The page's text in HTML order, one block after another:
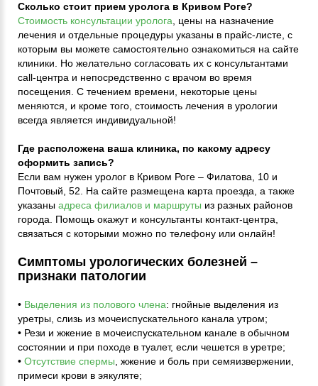
Сколько стоит прием уролога в Кривом Роге?
Стоимость консультации уролога , цены на назначение
лечения и отдельные процедуры указаны в прайс-листе, с
которым вы можете самостоятельно ознакомиться на сайте
клиники. Но желательно согласовать их с консультантами
call-центра и непосредственно с врачом во время
посещения. С течением времени, некоторые цены
меняются, и кроме того, стоимость лечения в урологии
всегда является индивидуальной!
Где расположена ваша клиника, по какому адресу
оформить запись?
Если вам нужен уролог в Кривом Роге – Филатова, 10 и
Почтовый, 52. На сайте размещена карта проезда, а также
указаны адреса филиалов и маршруты из разных районов
города. Помощь окажут и консультанты контакт-центра,
связаться с которыми можно по телефону или онлайн!
Симптомы урологических болезней –
признаки патологии
• Выделения из полового члена: гнойные выделения из
уретры, слизь из мочеиспускательного канала утром;
• Рези и жжение в мочеиспускательном канале в обычном
состоянии и при походе в туалет, если чешется в уретре;
• Отсутствие спермы , жжение и боль при семяизвержении,
примеси крови в эякуляте;